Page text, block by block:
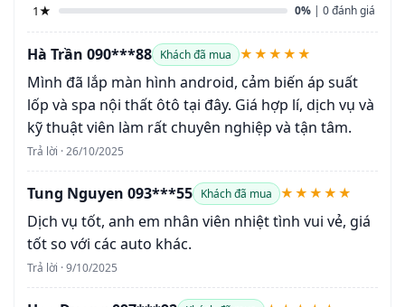
1★ 0% | 0 đánh giá
Hà Trần 090***88 Khách đã mua ★★★★★
Mình đã lắp màn hình android, cảm biến áp suất
lốp và spa nội thất ôtô tại đây. Giá hợp lí, dịch vụ và
kỹ thuật viên làm rất chuyên nghiệp và tận tâm.
Trả lời · 26/10/2025
Tung Nguyen 093***55 Khách đã mua ★★★★★
Dịch vụ tốt, anh em nhân viên nhiệt tình vui vẻ, giá
tốt so với các auto khác.
Trả lời · 9/10/2025